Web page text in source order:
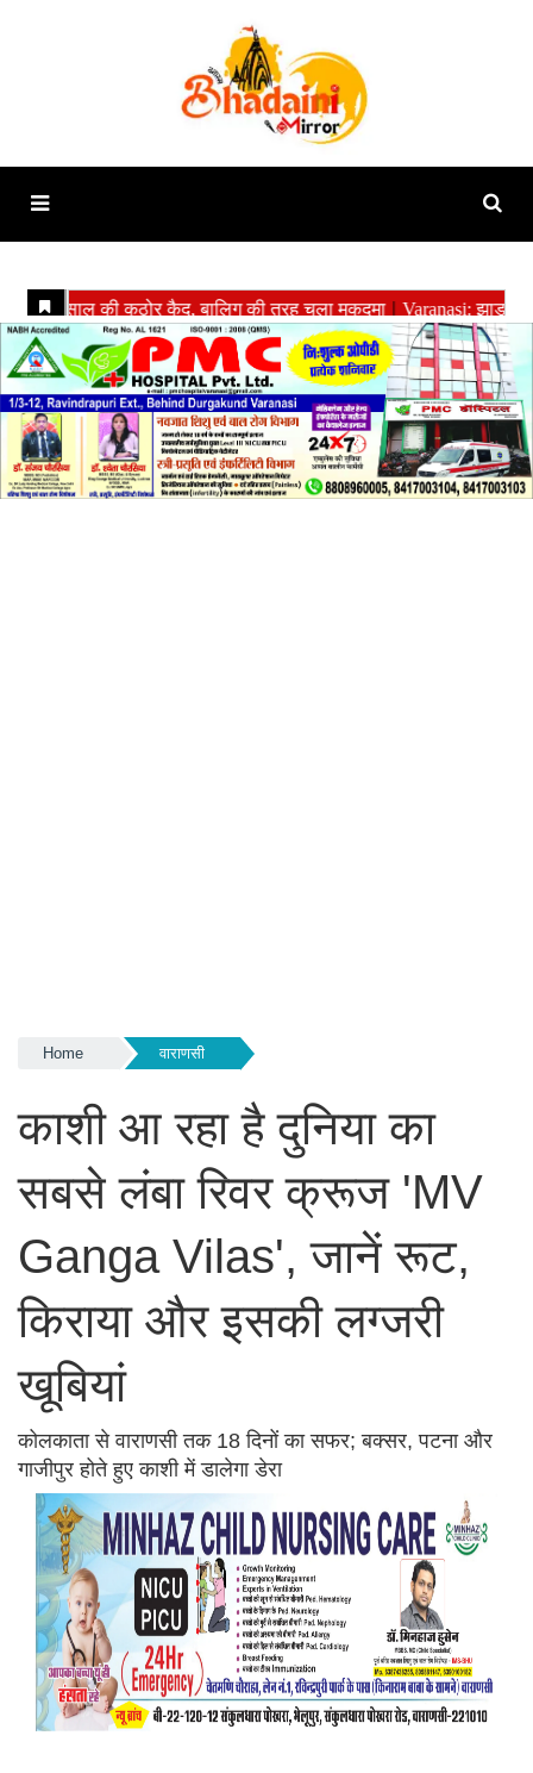
Home वाराणसी
काशी आ रहा है दुनिया का
सबसे लंबा रिवर क्रूज 'MV
Ganga Vilas', जानें रूट,
किराया और इसकी लग्जरी
खूबियां
कोलकाता से वाराणसी तक 18 दिनों का सफर; बक्सर, पटना और
गाजीपुर होते हुए काशी में डालेगा डेरा